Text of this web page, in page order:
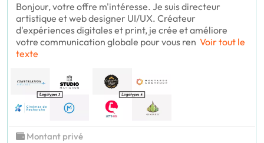
Bonjour, votre offre m'intéresse. Je suis directeur
artistique et web designer UI/UX. Créateur
d'expériences digitales et print, je crée et améliore
votre communication globale pour vous ren Voir tout le
texte
Montant privé